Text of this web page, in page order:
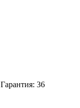
Гарантия: 36